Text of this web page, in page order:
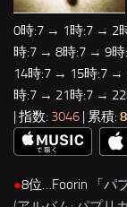
0時:7 → 1時:7 → 2
時:7 → 8時:7 → 9
14時:7 → 15時:7
時:7 → 21時:7 →
| 指数: 3046 | 累積:
●8位…Foorin 「 パ